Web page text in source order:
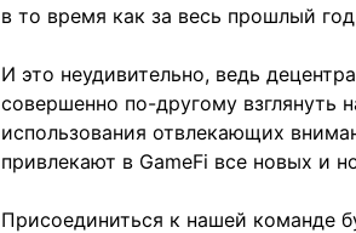
в то время как за весь прошлый
И это неудивительно, ведь
совершенно по-другому взглянуть
использования отвлекающих
привлекают в GameFi все новых и
Присоединиться к нашей команде